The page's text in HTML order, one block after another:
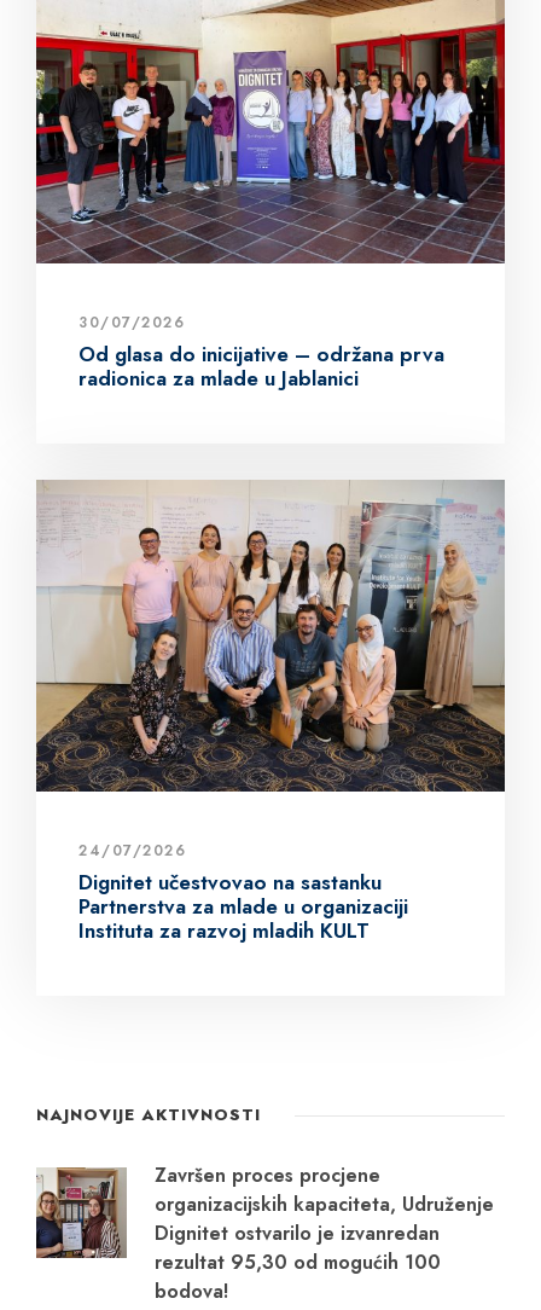
30/07/2026
Od glasa do inicijative – održana prva
radionica za mlade u Jablanici
24/07/2026
Dignitet učestvovao na sastanku
Partnerstva za mlade u organizaciji
Instituta za razvoj mladih KULT
NAJNOVIJE AKTIVNOSTI
Završen proces procjene
organizacijskih kapaciteta, Udruženje
Dignitet ostvarilo je izvanredan
rezultat 95,30 od mogućih 100
bodova!